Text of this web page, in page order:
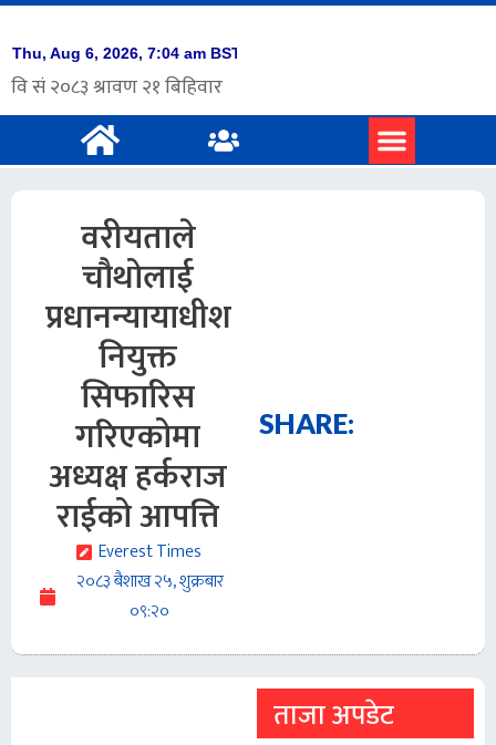
वरीयताले
चौथोलाई
प्रधानन्यायाधीश
नियुक्त
सिफारिस
गरिएकोमा
अध्यक्ष हर्कराज
राईको आपत्ति
Everest Times
२०८३ बैशाख २५, शुक्रबार
०९:२०
SHARE:
ताजा अपडेट